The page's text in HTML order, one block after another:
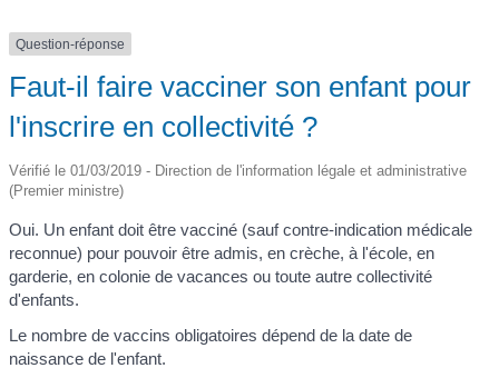
Question-réponse
Faut-il faire vacciner son enfant pour
l'inscrire en collectivité ?
Vérifié le 01/03/2019 - Direction de l'information légale et administrative
(Premier ministre)
Oui. Un enfant doit être vacciné (sauf contre-indication médicale
reconnue) pour pouvoir être admis, en crèche, à l'école, en
garderie, en colonie de vacances ou toute autre collectivité
d'enfants.
Le nombre de vaccins obligatoires dépend de la date de
naissance de l'enfant.